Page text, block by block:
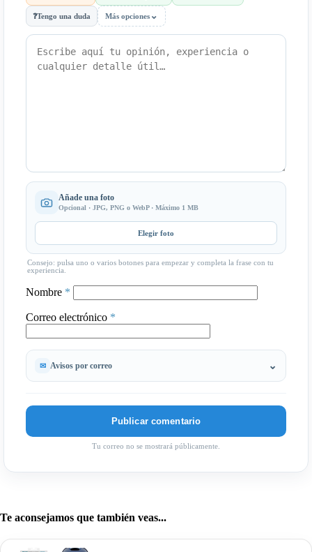
❓Tengo una duda Más opciones ⌄
Añade una foto
Opcional · JPG, PNG o WebP · Máximo 1 MB
Elegir foto
Consejo: pulsa uno o varios botones para empezar y completa la frase con tu
experiencia.
Nombre *
Correo electrónico *
Avisos por correo
Tu correo no se mostrará públicamente.
Te aconsejamos que también veas...